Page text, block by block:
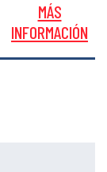
MÁS
INFORMACIÓN